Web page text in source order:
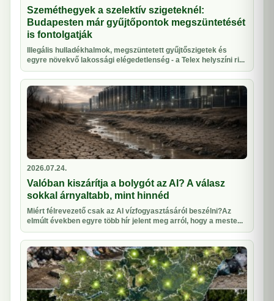
Szeméthegyek a szelektív szigeteknél:
Budapesten már gyűjtőpontok megszüntetését
is fontolgatják
Illegális hulladékhalmok, megszüntetett gyűjtőszigetek és
egyre növekvő lakossági elégedetlenség - a Telex helyszíni ri...
2026.07.24.
Valóban kiszárítja a bolygót az AI? A válasz
sokkal árnyaltabb, mint hinnéd
Miért félrevezető csak az AI vízfogyasztásáról beszélni?Az
elmúlt években egyre több hír jelent meg arról, hogy a meste...